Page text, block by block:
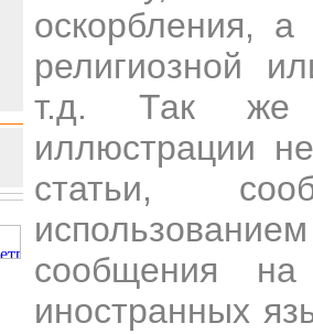
оскорбления,
религиозной
т.д. Так же
иллюстрации
статьи,
сообщения
иностранных